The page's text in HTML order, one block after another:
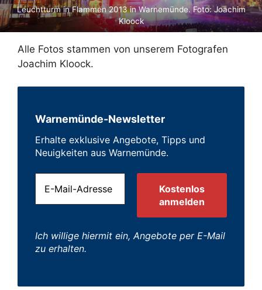
Leuchtturm in Flammen 2013 in Warnemünde. Foto: Joachim
Kloock
Alle Fotos stammen von unserem Fotografen
Joachim Kloock.
Warnemünde-Newsletter
Erhalte exklusive Angebote, Tipps und
Neuigkeiten aus Warnemünde.
Ich willige hiermit ein, Angebote per E-Mail
zu erhalten.